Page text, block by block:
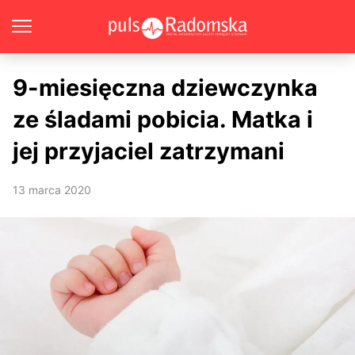
9-miesięczna dziewczynka
ze śladami pobicia. Matka i
jej przyjaciel zatrzymani
13 marca 2020